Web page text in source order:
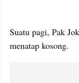
Suatu pagi, Pak
menatap kosong.